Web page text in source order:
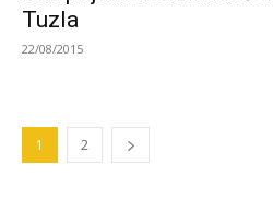
Tuzla
22/08/2015
1 2